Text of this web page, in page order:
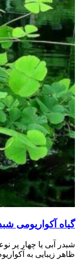
گیاه آکواریومی
شبدر آبی یا چهار
ظاهر زیبایی به